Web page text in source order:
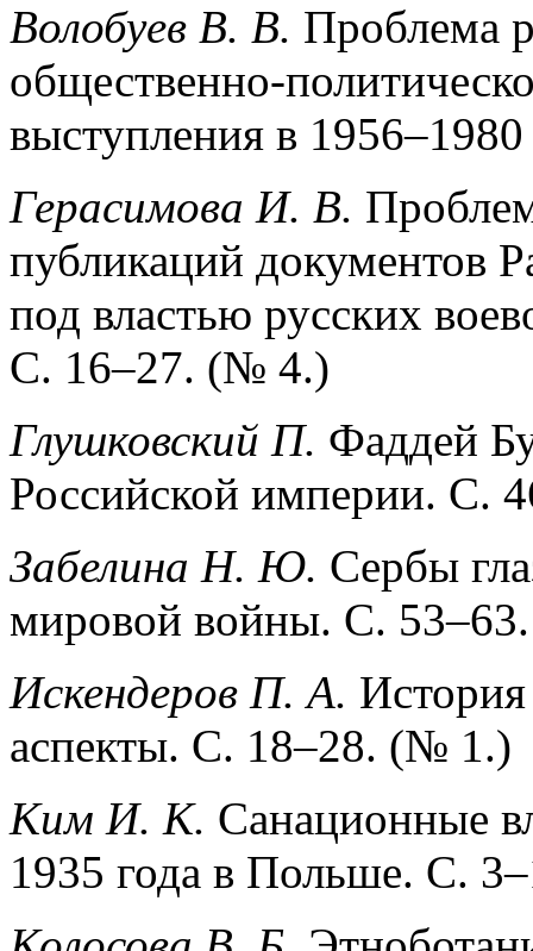
Волобуев В. В. Проблема
общественно-
выступления в
Герасимова И. В.
публикаций документов
под властью русских
С. 16–27. (№ 4.)
Глушковский П. Фаддей
Российской империи. С.
Забелина Н. Ю. Сербы
мировой войны. С.
Искендеров П. А.
аспекты. С. 18–28. (№ 1.)
Ким И. К. Cанационные
1935 года в Польше. С.